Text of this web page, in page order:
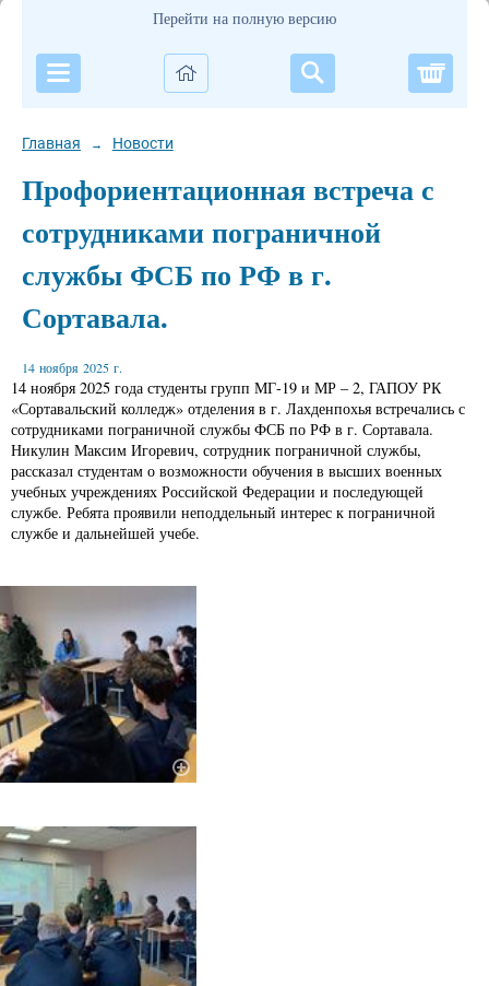
Перейти на полную версию
Главная → Новости
Профориентационная встреча с
сотрудниками пограничной
службы ФСБ по РФ в г.
Сортавала.
14 ноября 2025 г.
14 ноября 2025 года студенты групп МГ-19 и МР – 2, ГАПОУ РК
«Сортавальский колледж» отделения в г. Лахденпохья встречались с
сотрудниками пограничной службы ФСБ по РФ в г. Сортавала.
Никулин Максим Игоревич, сотрудник пограничной службы,
рассказал студентам о возможности обучения в высших военных
учебных учреждениях Российской Федерации и последующей
службе. Ребята проявили неподдельный интерес к пограничной
службе и дальнейшей учебе.